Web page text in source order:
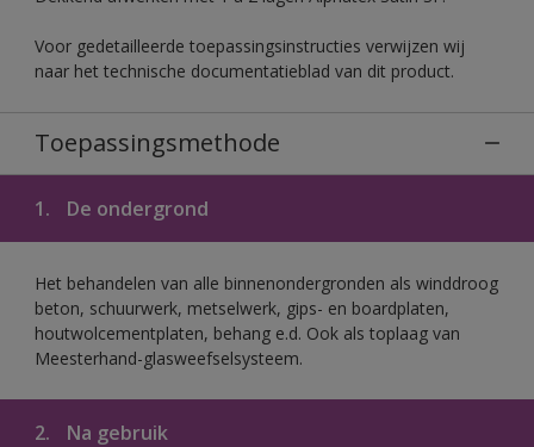
Voor gedetailleerde toepassingsinstructies verwijzen wij
naar het technische documentatieblad van dit product.
Toepassingsmethode
1. De ondergrond
Het behandelen van alle binnenondergronden als winddroog
beton, schuurwerk, metselwerk, gips- en boardplaten,
houtwolcementplaten, behang e.d. Ook als toplaag van
Meesterhand-glasweefselsysteem.
2. Na gebruik